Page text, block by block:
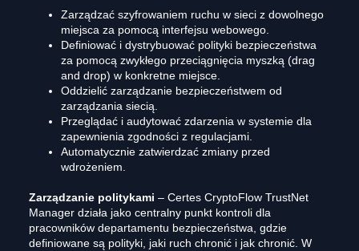
Zarządzać szyfrowaniem ruchu w sieci z dowolnego
miejsca za pomocą interfejsu webowego.
Definiować i dystrybuować polityki bezpieczeństwa
za pomocą zwykłego przeciągnięcia myszką (drag
and drop) w konkretne miejsce.
Oddzielić zarządzanie bezpieczeństwem od
zarządzania siecią.
Przeglądać i audytować zdarzenia w systemie dla
zapewnienia zgodności z regulacjami.
Automatycznie zatwierdzać zmiany przed
wdrożeniem.
Zarządzanie politykami – Certes CryptoFlow TrustNet
Manager działa jako centralny punkt kontroli dla
pracowników departamentu bezpieczeństwa, gdzie
definiowane są polityki, jaki ruch chronić i jak chronić. W